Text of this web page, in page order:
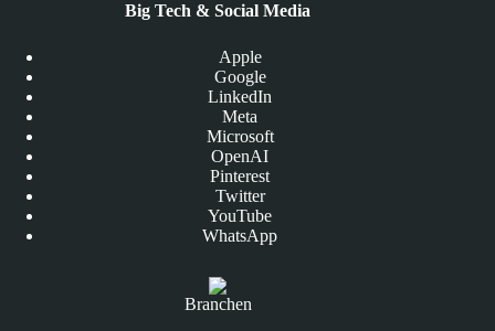
Big Tech & Social Media
Apple
Google
LinkedIn
Meta
Microsoft
OpenAI
Pinterest
Twitter
YouTube
WhatsApp
Branchen